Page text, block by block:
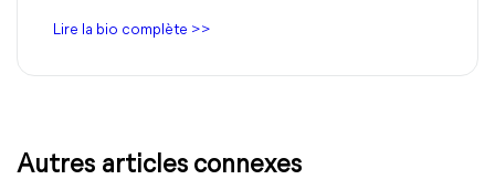
Lire la bio complète >>
Autres articles connexes